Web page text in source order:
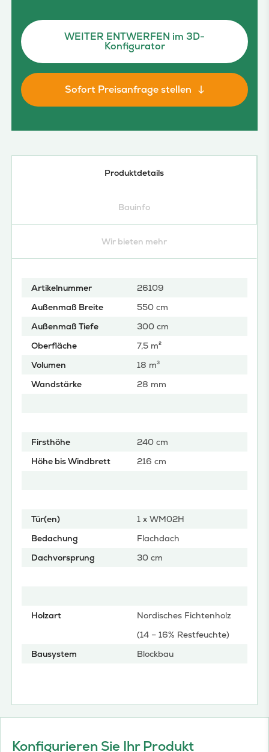
WEITER ENTWERFEN im 3D-
Konfigurator
Sofort Preisanfrage stellen
Produktdetails
Bauinfo
Wir bieten mehr
Artikelnummer
26109
Außenmaß Breite
550 cm
Außenmaß Tiefe
300 cm
Oberfläche
7,5 m²
Volumen
18 m³
Wandstärke
28 mm
Firsthöhe
240 cm
Höhe bis Windbrett
216 cm
Tür(en)
1 x WM02H
Bedachung
Flachdach
Dachvorsprung
30 cm
Holzart
Nordisches Fichtenholz
(14 – 16% Restfeuchte)
Bausystem
Blockbau
Konfigurieren Sie Ihr Produkt